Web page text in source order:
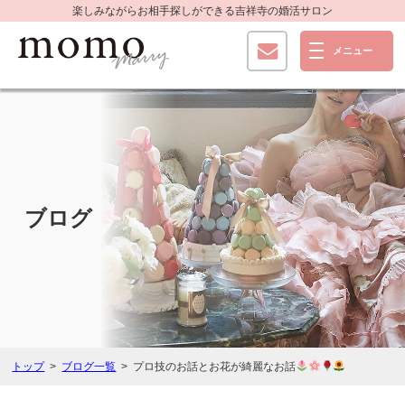
楽しみながらお相手探しができる吉祥寺の婚活サロン
ブログ
トップ ブログ一覧 プロ技のお話とお花が綺麗なお話